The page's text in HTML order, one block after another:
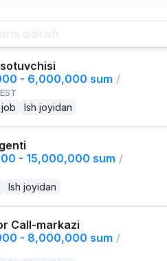
- 6,000,000 sum /
job Ish joyidan
- 15,000,000 sum /
Ish joyidan
Call-markazi
- 8,000,000 sum /